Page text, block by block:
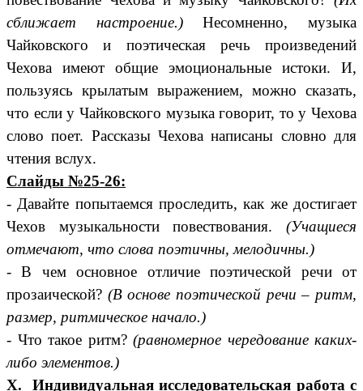
сближает настроение.)Несомненно, музыка
Чайковского и поэтическая речь произведений
Чехова имеют общие эмоциональные истоки. И,
пользуясь крылатым выражением, можно сказать,
что если у Чайковского музыка говорит, то у Чехова
слово поет. Рассказы Чехова написаны словно для
чтения вслух.
Слайды №25-26:
- Давайте попытаемся проследить, как же достигает
Чехов музыкальности повествования. (Учащиеся
отмечают, что слова поэтичны, мелодичны.)
- В чем основное отличие поэтической речи от
прозаической? (В основе поэтической речи – ритм,
размер, ритмическое начало.)
- Что такое ритм? (равномерное чередование каких-
либо элементов.)
X. Индивидуальная исследовательская работа с